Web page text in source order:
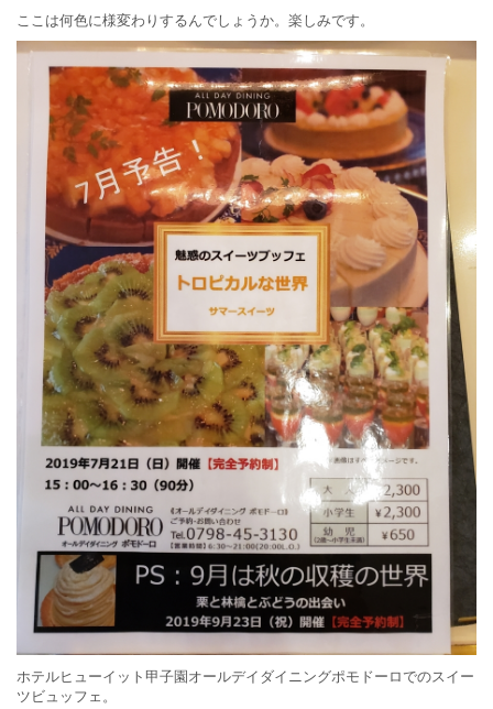
ここは何色に様変わりするんでしょうか。楽しみです。
ホテルヒューイット甲子園オールデイダイニングポモドーロでのスイー
ツビュッフェ。